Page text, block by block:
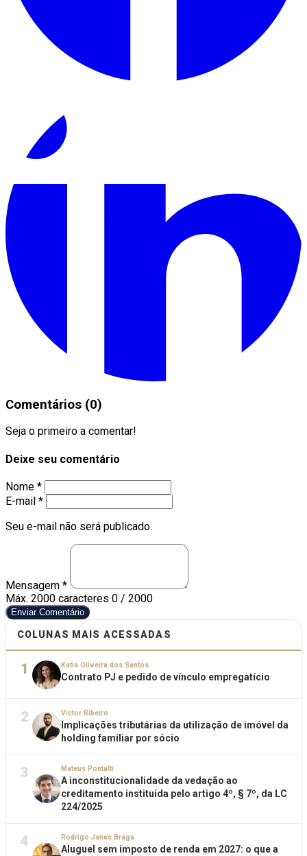
Comentários (0)
Seja o primeiro a comentar!
Deixe seu comentário
Nome *
E-mail *
Seu e-mail não será publicado.
Mensagem *
Máx. 2000 caracteres 0 / 2000
Enviar Comentário
COLUNAS MAIS ACESSADAS
1 Katia Oliveira dos Santos
Contrato PJ e pedido de vínculo empregatício
2 Victor Ribeiro
Implicações tributárias da utilização de imóvel da
holding familiar por sócio
3 Mateus Pontalti
A inconstitucionalidade da vedação ao
creditamento instituída pelo artigo 4º, § 7º, da LC
224/2025
4 Rodrigo Janes Braga
Aluguel sem imposto de renda em 2027: o que a